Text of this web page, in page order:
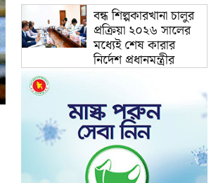
বন্ধ শিল্পকারখানা চালুর
প্রক্রিয়া ২০২৬ সালের
মধ্যেই শেষ কারার
নির্দেশ প্রধানমন্ত্রীর